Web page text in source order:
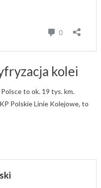
kolei
to ok. 19 tys. km.
Polskie Linie Kolejowe, to